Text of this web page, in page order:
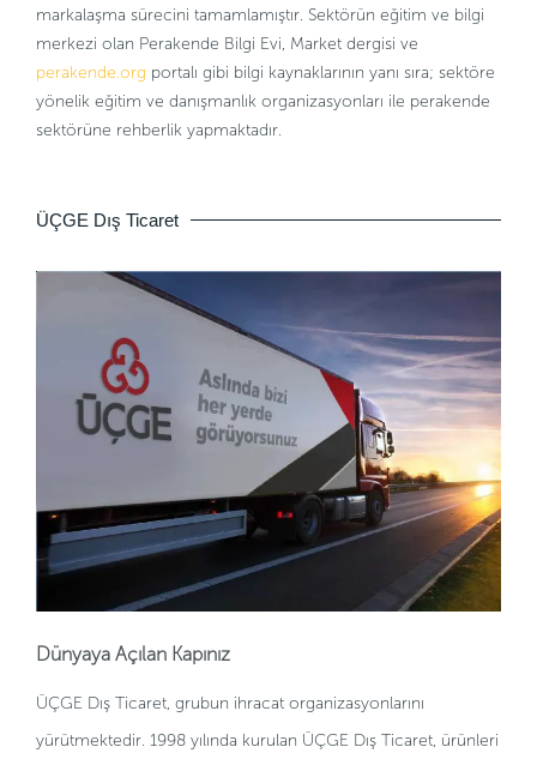
markalaşma sürecini tamamlamıştır. Sektörün eğitim ve bilgi
merkezi olan Perakende Bilgi Evi, Market dergisi ve
perakende.org portalı gibi bilgi kaynaklarının yanı sıra; sektöre
yönelik eğitim ve danışmanlık organizasyonları ile perakende
sektörüne rehberlik yapmaktadır.
ÜÇGE Dış Ticaret
Dünyaya Açılan Kapınız
ÜÇGE Dış Ticaret, grubun ihracat organizasyonlarını
yürütmektedir. 1998 yılında kurulan ÜÇGE Dış Ticaret, ürünleri